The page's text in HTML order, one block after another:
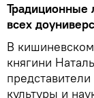
Традиционные
всех
В
княгини
культуры и